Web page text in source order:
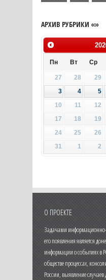
АРХИВ РУБРИКИ «»
Пн Вт Ср
27 28 29
3
4 5
10
11 12
17
18 19
24
25 26
31
1 2
О ПРОЕКТЕ
Задачами информационно-
его появления является
информации о событиях в
обществе процессах,
России, выявление